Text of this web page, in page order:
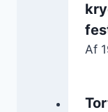
Af